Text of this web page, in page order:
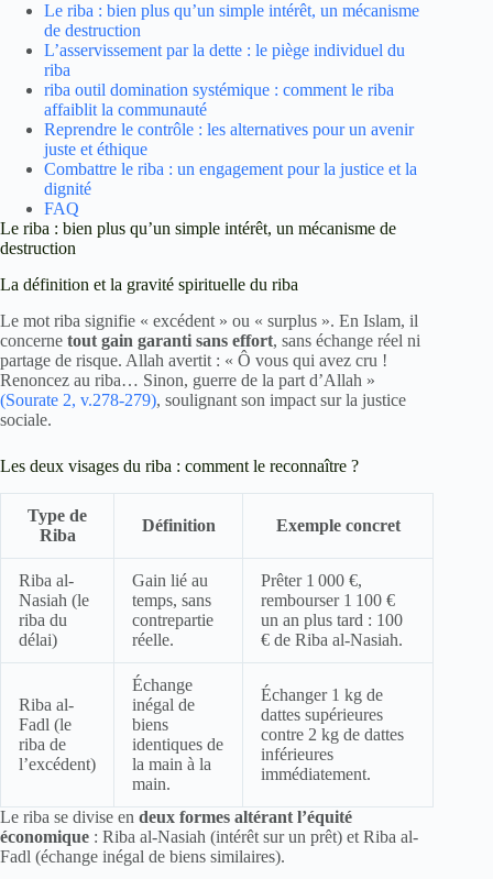
Le riba : bien plus qu’un simple intérêt, un mécanisme
de destruction
L’asservissement par la dette : le piège individuel du
riba
riba outil domination systémique : comment le riba
affaiblit la communauté
Reprendre le contrôle : les alternatives pour un avenir
juste et éthique
Combattre le riba : un engagement pour la justice et la
dignité
FAQ
Le riba : bien plus qu’un simple intérêt, un mécanisme de
destruction
La définition et la gravité spirituelle du riba
Le mot riba signifie « excédent » ou « surplus ». En Islam, il
concerne tout gain garanti sans effort, sans échange réel ni
partage de risque. Allah avertit : « Ô vous qui avez cru !
Renoncez au riba… Sinon, guerre de la part d’Allah »
(Sourate 2, v.278-279), soulignant son impact sur la justice
sociale.
Les deux visages du riba : comment le reconnaître ?
Type de
Riba
Définition Exemple concret
Riba al-
Nasiah (le
riba du
délai)
Gain lié au
temps, sans
contrepartie
réelle.
Prêter 1 000 €,
rembourser 1 100 €
un an plus tard : 100
€ de Riba al-Nasiah.
Riba al-
Fadl (le
riba de
l’excédent)
Échange
inégal de
biens
identiques de
la main à la
main.
Échanger 1 kg de
dattes supérieures
contre 2 kg de dattes
inférieures
immédiatement.
Le riba se divise en deux formes altérant l’équité
économique : Riba al-Nasiah (intérêt sur un prêt) et Riba al-
Fadl (échange inégal de biens similaires).